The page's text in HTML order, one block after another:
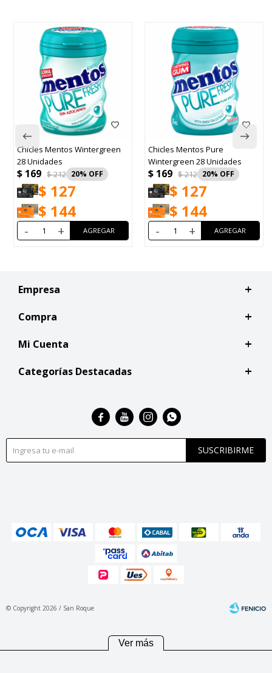
Chicles Mentos Wintergreen
28 Unidades
$ 169 $212 20
$ 127
$ 144
- +
Chicles Mentos Pure
Wintergreen 28 Unidades
$ 169 $212 20
$ 127
$ 144
- +
Empresa
Compra
Mi Cuenta
Categorías Destacadas
SUSCRIBIRME
   
© Copyright 2026 / San Roque
Ver más